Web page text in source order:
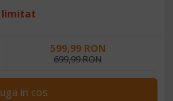
aplicatie dedicata, G-
limitat
599,99 RON
699,99 RON
in cos